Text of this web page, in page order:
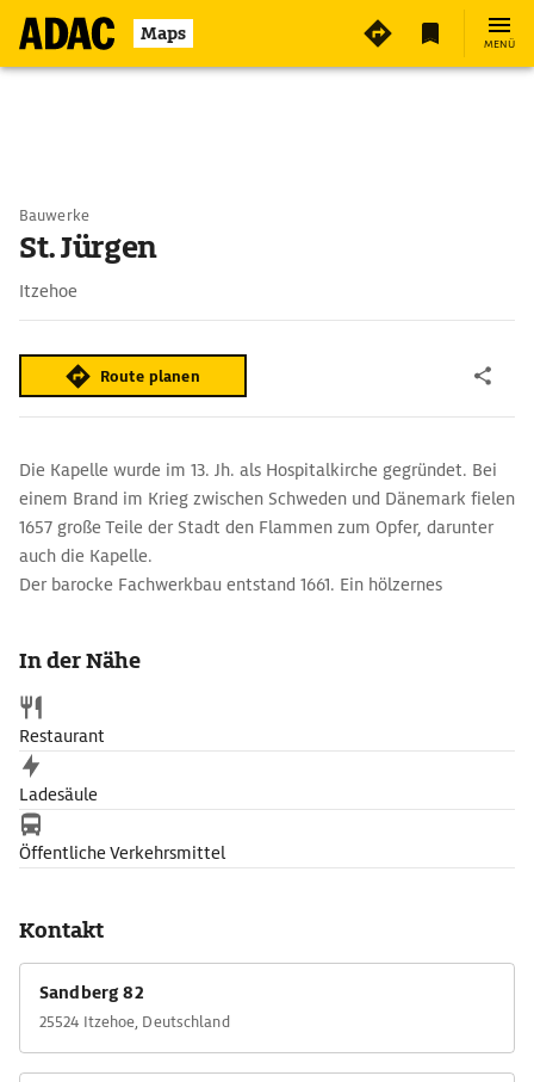
Maps MENÜ
Bauwerke
St. Jürgen
Itzehoe
Route planen
Die Kapelle wurde im 13. Jh. als Hospitalkirche gegründet. Bei
einem Brand im Krieg zwischen Schweden und Dänemark fielen
1657 große Teile der Stadt den Flammen zum Opfer, darunter
auch die Kapelle.
Der barocke Fachwerkbau entstand 1661. Ein hölzernes
Heute ist die Kapelle v.a. beliebt als Schauplatz für Hochzeiten,
Taufen oder Veranstaltungen.
In der Nähe
Restaurant
Ladesäule
Öffentliche Verkehrsmittel
Kontakt
Sandberg 82
25524 Itzehoe, Deutschland